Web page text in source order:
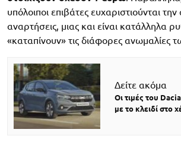
υπόλοιποι επιβάτες ευχαριστιούνται
αναρτήσεις, μιας και είναι κατάλληλα
«καταπίνουν» τις διάφορες ανωμαλίες
Δείτε ακόμα
Οι τιμές του
με το κλειδί στο